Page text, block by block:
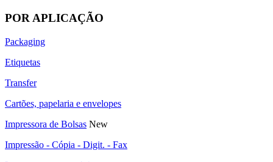
POR APLICAÇÃO
Packaging
Etiquetas
Transfer
Cartões, papelaria e envelopes
Impressora de Bolsas New
Impressão - Cópia - Digit. - Fax